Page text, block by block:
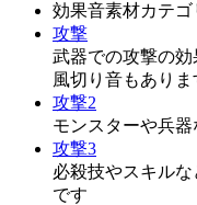
効果音素材カテゴ
攻撃
武器での攻撃の効
風切り音もありま
攻撃2
モンスターや兵
攻撃3
必殺技やスキル
です